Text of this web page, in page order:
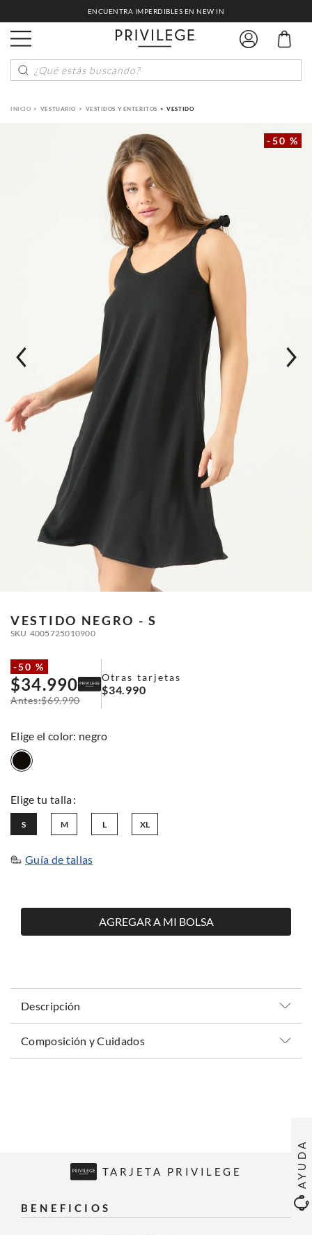
AYUDA
ENCUENTRA IMPERDIBLES EN NEW IN
¿Qué estás buscando?
VESTUARIO VESTIDOS Y ENTERITOS VESTIDO
-50 %
VESTIDO NEGRO - S
SKU 4005725010900
-50 %
$34.990
$69.990
Otras tarjetas
$34.990
: negro
L
M
S XL
Guía de tallas
AGREGAR A MI BOLSA
Descripción
Composición y Cuidados
TARJETA PRIVILEGE
BENEFICIOS